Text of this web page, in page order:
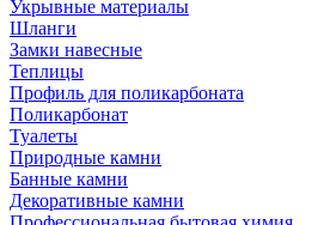
Укрывные материалы
Шланги
Замки навесные
Теплицы
Профиль для поликарбоната
Поликарбонат
Туалеты
Природные камни
Банные камни
Декоративные камни